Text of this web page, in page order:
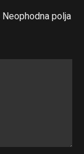
Neophodna polja